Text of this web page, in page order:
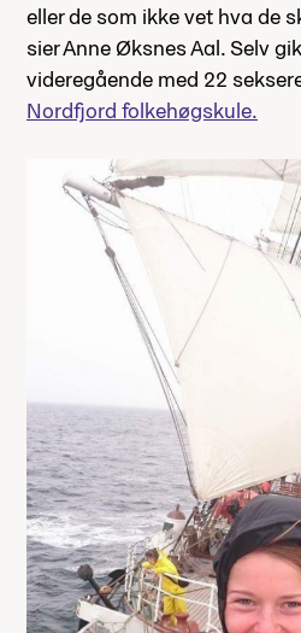
eller de som ikke vet hva de
sier Anne Øksnes Aal. Selv
videregående med 22
Nordfjord folkehøgskule.